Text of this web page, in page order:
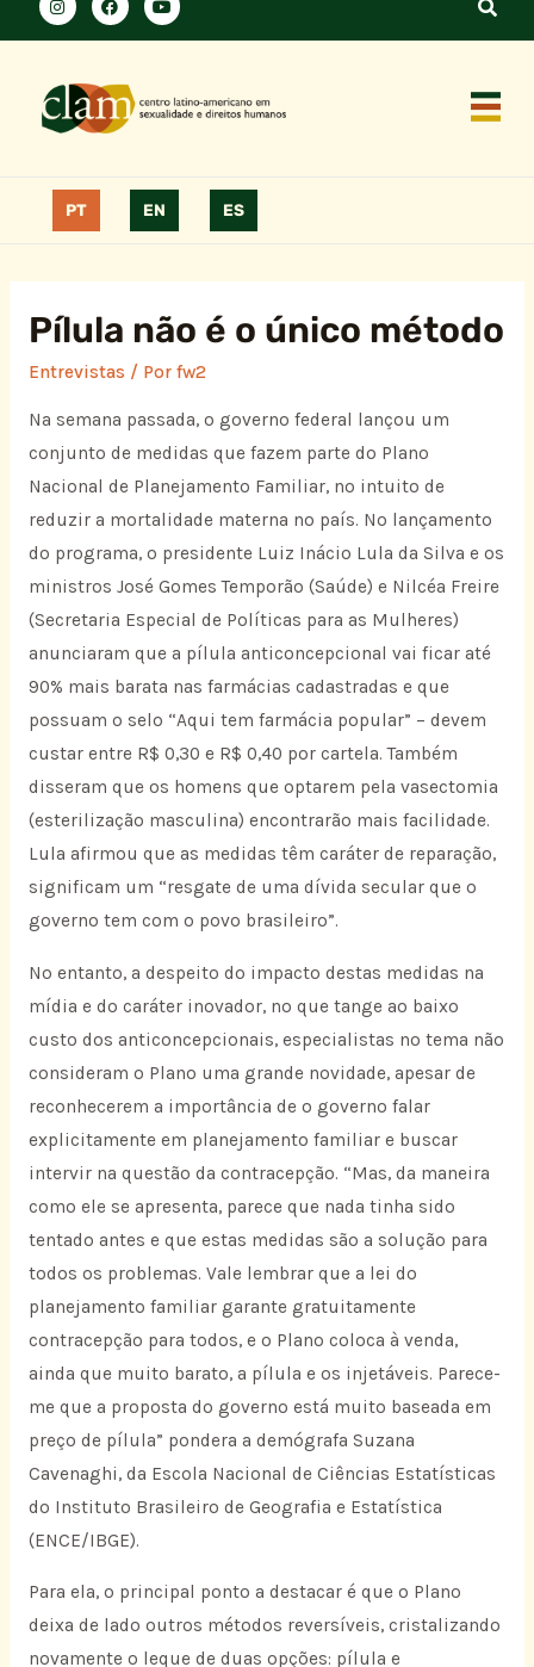
PT EN ES
Pílula não é o único método
Entrevistas / Por fw2
Na semana passada, o governo federal lançou um
conjunto de medidas que fazem parte do Plano
Nacional de Planejamento Familiar, no intuito de
reduzir a mortalidade materna no país. No lançamento
do programa, o presidente Luiz Inácio Lula da Silva e os
ministros José Gomes Temporão (Saúde) e Nilcéa Freire
(Secretaria Especial de Políticas para as Mulheres)
anunciaram que a pílula anticoncepcional vai ficar até
90% mais barata nas farmácias cadastradas e que
possuam o selo “Aqui tem farmácia popular” – devem
custar entre R$ 0,30 e R$ 0,40 por cartela. Também
disseram que os homens que optarem pela vasectomia
(esterilização masculina) encontrarão mais facilidade.
Lula afirmou que as medidas têm caráter de reparação,
significam um “resgate de uma dívida secular que o
governo tem com o povo brasileiro”.
No entanto, a despeito do impacto destas medidas na
mídia e do caráter inovador, no que tange ao baixo
custo dos anticoncepcionais, especialistas no tema não
consideram o Plano uma grande novidade, apesar de
reconhecerem a importância de o governo falar
explicitamente em planejamento familiar e buscar
intervir na questão da contracepção. “Mas, da maneira
como ele se apresenta, parece que nada tinha sido
tentado antes e que estas medidas são a solução para
todos os problemas. Vale lembrar que a lei do
planejamento familiar garante gratuitamente
contracepção para todos, e o Plano coloca à venda,
ainda que muito barato, a pílula e os injetáveis. Parece-
me que a proposta do governo está muito baseada em
preço de pílula” pondera a demógrafa Suzana
Cavenaghi, da Escola Nacional de Ciências Estatísticas
do Instituto Brasileiro de Geografia e Estatística
(ENCE/IBGE).
Para ela, o principal ponto a destacar é que o Plano
deixa de lado outros métodos reversíveis, cristalizando
novamente o leque de duas opções: pílula e